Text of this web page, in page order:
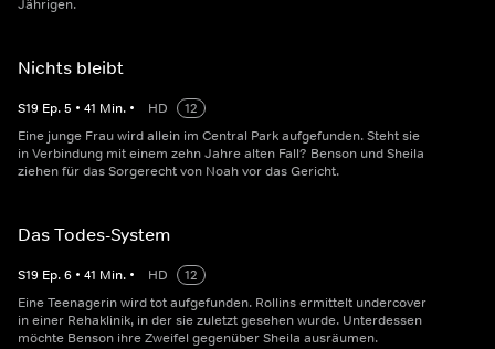
Jährigen.
Nichts bleibt
S19 Ep.5 • 41 Min. • HD
12
Eine junge Frau wird allein im Central Park aufgefunden. Steht sie
in Verbindung mit einem zehn Jahre alten Fall? Benson und Sheila
ziehen für das Sorgerecht von Noah vor das Gericht.
Das Todes-System
S19 Ep.6 • 41 Min. • HD
12
Eine Teenagerin wird tot aufgefunden. Rollins ermittelt undercover
in einer Rehaklinik, in der sie zuletzt gesehen wurde. Unterdessen
möchte Benson ihre Zweifel gegenüber Sheila ausräumen.